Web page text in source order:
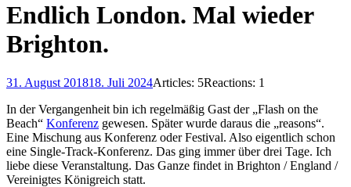
Endlich London. Mal wieder
Brighton.
31. August 201818. Juli 2024Articles: 5Reactions: 1
In der Vergangenheit bin ich regelmäßig Gast der „Flash on the
Beach“ Konferenz gewesen. Später wurde daraus die „reasons“.
Eine Mischung aus Konferenz oder Festival. Also eigentlich schon
eine Single-Track-Konferenz. Das ging immer über drei Tage. Ich
liebe diese Veranstaltung. Das Ganze findet in Brighton / England /
Vereinigtes Königreich statt.